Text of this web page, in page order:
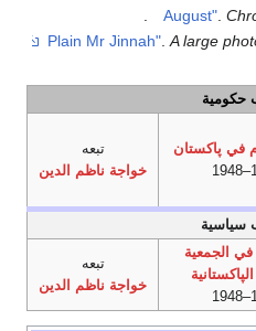
.
.A large
حكومية
في پاكستان
تبعه
خواجة ناظم الدين
سياسية
في الجمعية
تبعه
خواجة ناظم الدين